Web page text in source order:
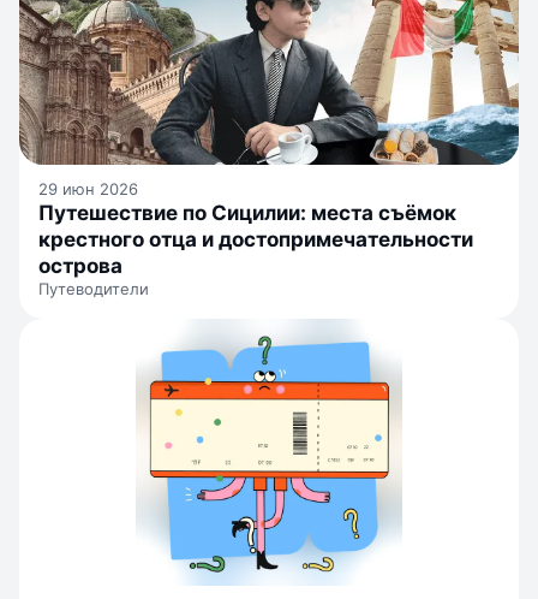
29 июн 2026
Путешествие по Сицилии: места съёмок
крестного отца и достопримечательности
острова
Путеводители